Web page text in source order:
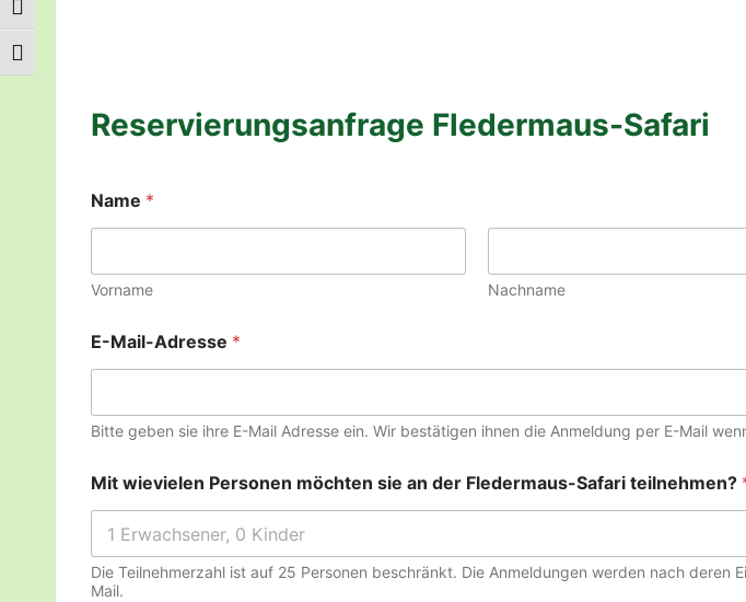
Umschalten auf hohe Kontraste
Schrift vergrößern
Reservierungsanfrage Fledermaus-Safari
Name *
Vorname Nachname
E-Mail-Adresse *
Bitte geben sie ihre E-Mail Adresse ein. Wir bestätigen ihnen die Anmeldung per E-Mail
Mit wievielen Personen möchten sie an der Fledermaus-Safari teilnehmen?
Die Teilnehmerzahl ist auf 25 Personen beschränkt. Die Anmeldungen werden nach
Mail.